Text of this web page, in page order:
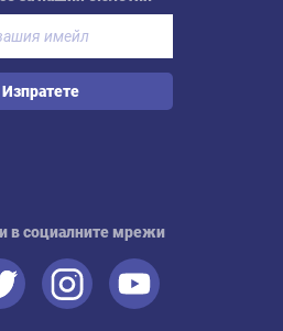
Изпратете
в социалните мрежи